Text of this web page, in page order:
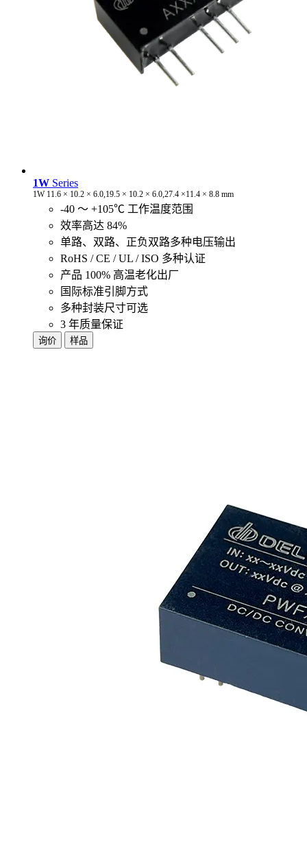
1W Series
1W 11.6 × 10.2 × 6.0,19.5 × 10.2 × 6.0,27.4 ×11.4 × 8.8 mm
-40 ～ +105℃ 工作温度范围
效率高达 84%
单路、双路、正负双路多种电压输出
RoHS / CE / UL / ISO 多种认证
产品 100% 高温老化出厂
国际标准引脚方式
多种封装尺寸可选
3 年质量保证
询价 样品